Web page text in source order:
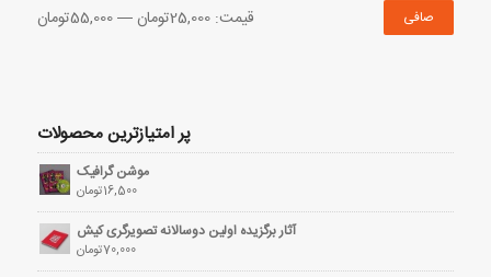
صافی قيمت:25,000تومان —55,000تومان
پر امتیازترین محصولات
موشن گرافیک
16,500تومان
آثار برگزیده اولین دوسالانه تصویرگری کیش
70,000تومان